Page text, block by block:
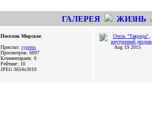
ГАЛЕРЕЯ ЖИЗНЬ
Поселок Морское
Прислал: cypress
Просмотров: 6697
Комментариев: 0
Рейтинг: 10
JPEG 3654x3010
10
Aug 19 2015